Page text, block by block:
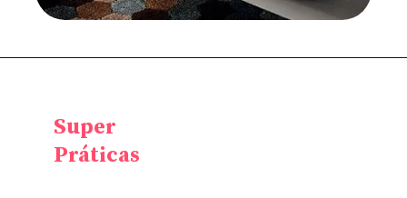
Super
Práticas